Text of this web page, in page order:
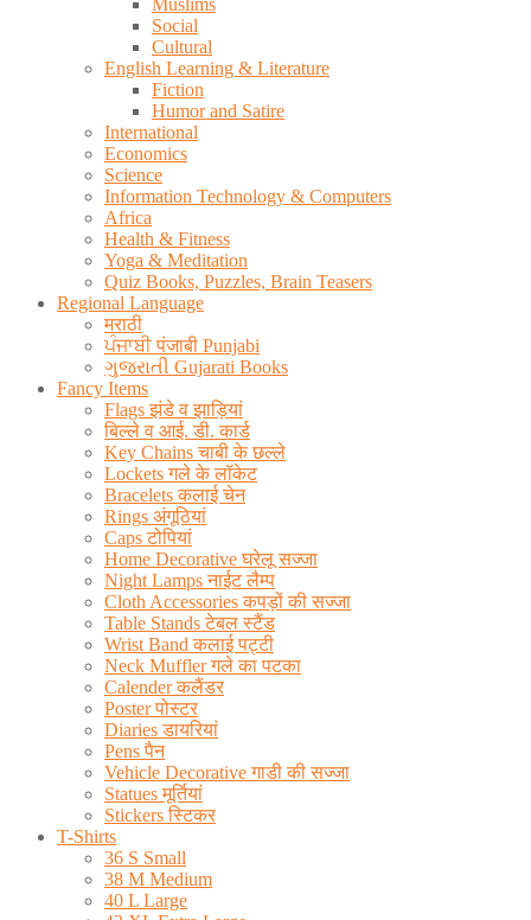
Muslims
Social
Cultural
English Learning & Literature
Fiction
Humor and Satire
International
Economics
Science
Information Technology & Computers
Africa
Health & Fitness
Yoga & Meditation
Quiz Books, Puzzles, Brain Teasers
Regional Language
मराठी
ਪੰਜਾਬੀ पंजाबी Punjabi
ગુજરાતી Gujarati Books
Fancy Items
Flags झंडे व झाड़ियां
बिल्ले व आई. डी. कार्ड
Key Chains चाबी के छल्ले
Lockets गले के लॉकेट
Bracelets कलाई चेन
Rings अंगूठियां
Caps टोपियां
Home Decorative घरेलू सज्जा
Night Lamps नाईट लैम्प
Cloth Accessories कपड़ों की सज्जा
Table Stands टेबल स्टैंड
Wrist Band कलाई पट्टी
Neck Muffler गले का पटका
Calender कलैंडर
Poster पोस्टर
Diaries डायरियां
Pens पैन
Vehicle Decorative गाडी की सज्जा
Statues मूर्तियां
Stickers स्टिकर
T-Shirts
36 S Small
38 M Medium
40 L Large